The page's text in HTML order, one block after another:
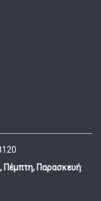
Πέμπτη, Παρασκευή: